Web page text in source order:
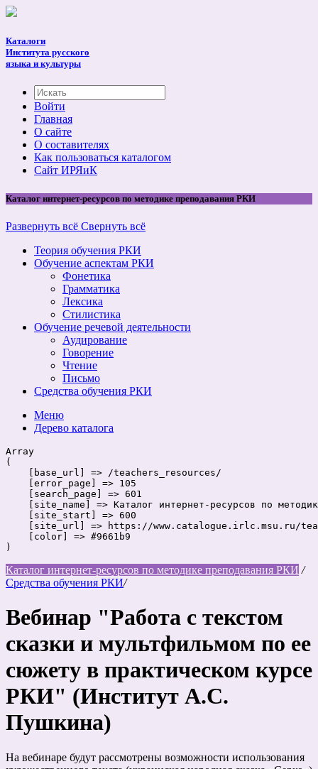
Каталоги
Института русского
языка и культуры
Войти
Главная
О сайте
О составителях
Как пользоваться каталогом
Cайт ИРЯиК
Каталог интернет-ресурсов по методике преподавания РКИ
Развернуть всё Свернуть всё
Теория обучения РКИ
Обучение аспектам РКИ
Фонетика
Грамматика
Лексика
Стилистика
Обучение речевой деятельности
Аудирование
Говорение
Чтение
Письмо
Средства обучения РКИ
Меню
Дерево каталога
Array
(
    [base_url] => /teachers_resources/
    [error_page] => 105
    [search_page] => 601
[site_name] => Каталог интернет-ресурсов по
    [site_start] => 600
[site_url] => https://www.catalogue.irlc.msu.ru/
    [color] => #9661b9
Каталог интернет-ресурсов по методике преподавания РКИ /
Средства обучения РКИ/
Вебинар "Работа с текстом
сказки и мультфильмом по ее
сюжету в практическом курсе
РКИ" (Институт А.С.
Пушкина)
На вебинаре будут рассмотрены возможности использования